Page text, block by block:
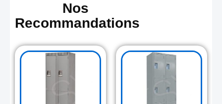
Nos
Recommandations